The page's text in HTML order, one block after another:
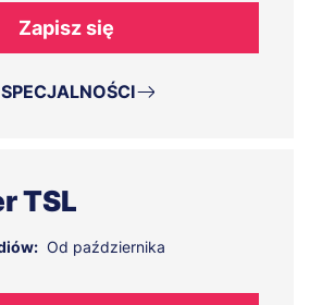
Zapisz się
TSL
Od października